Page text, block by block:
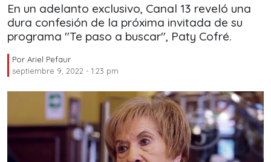
En un adelanto exclusivo, Canal 13 reveló una
dura confesión de la próxima invitada de su
programa "Te paso a buscar", Paty Cofré.
Por Ariel Pefaur
septiembre 9, 2022 - 1:23 pm